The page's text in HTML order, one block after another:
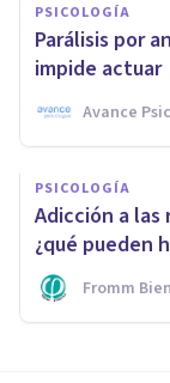
PSICOLOGÍA
Parálisis por
impide actuar
Avance
PSICOLOGÍA
Adicción a
¿qué pueden
Fromm